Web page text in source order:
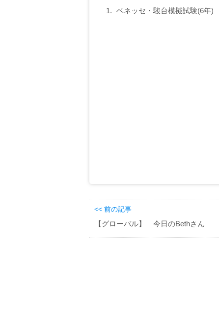
ベネッセ・駿台模擬試験(6年)
<< 前の記事
【グローバル】 今日のBethさん